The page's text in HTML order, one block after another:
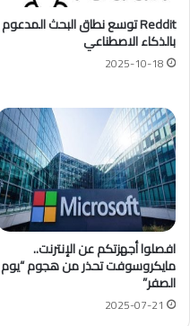
Reddit توسع نطاق البحث المدعوم
بالذكاء الاصطناعي
2025-10-18
افصلوا أجهزتكم عن الإنترنت..
مايكروسوفت تحذر من هجوم “يوم
الصفر”
2025-07-21